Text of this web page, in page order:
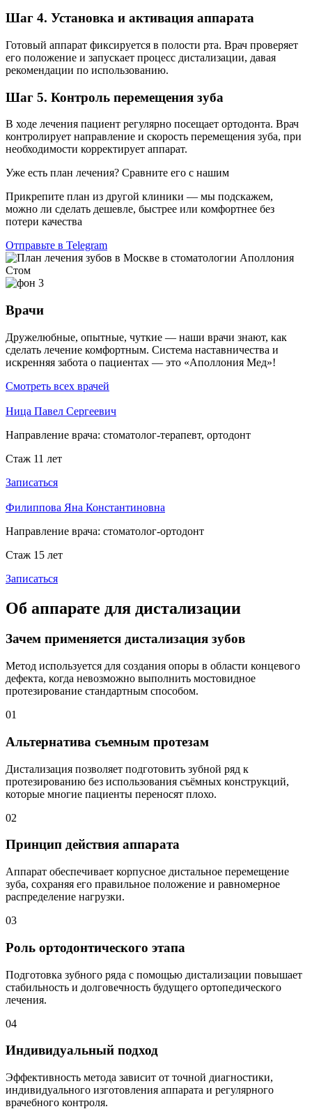
Шаг 4. Установка и активация аппарата
Готовый аппарат фиксируется в полости рта. Врач проверяет
его положение и запускает процесс дистализации, давая
рекомендации по использованию.
Шаг 5. Контроль перемещения зуба
В ходе лечения пациент регулярно посещает ортодонта. Врач
контролирует направление и скорость перемещения зуба, при
необходимости корректирует аппарат.
Уже есть план лечения? Сравните его с нашим
Прикрепите план из другой клиники — мы подскажем,
можно ли сделать дешевле, быстрее или комфортнее без
потери качества
Отправьте в Telegram
Врачи
Дружелюбные, опытные, чуткие — наши врачи знают, как
сделать лечение комфортным. Система наставничества и
искренняя забота о пациентах — это «Аполлония Мед»!
Смотреть всех врачей
Ница Павел Сергеевич
Направление врача: стоматолог-терапевт, ортодонт
Стаж 11 лет
Записаться
Филиппова Яна Константиновна
Направление врача: стоматолог-ортодонт
Стаж 15 лет
Записаться
Об аппарате для дистализации
Зачем применяется дистализация зубов
Метод используется для создания опоры в области концевого
дефекта, когда невозможно выполнить мостовидное
протезирование стандартным способом.
01
Альтернатива съемным протезам
Дистализация позволяет подготовить зубной ряд к
протезированию без использования съёмных конструкций,
которые многие пациенты переносят плохо.
02
Принцип действия аппарата
Аппарат обеспечивает корпусное дистальное перемещение
зуба, сохраняя его правильное положение и равномерное
распределение нагрузки.
03
Роль ортодонтического этапа
Подготовка зубного ряда с помощью дистализации повышает
стабильность и долговечность будущего ортопедического
лечения.
04
Индивидуальный подход
Эффективность метода зависит от точной диагностики,
индивидуального изготовления аппарата и регулярного
врачебного контроля.